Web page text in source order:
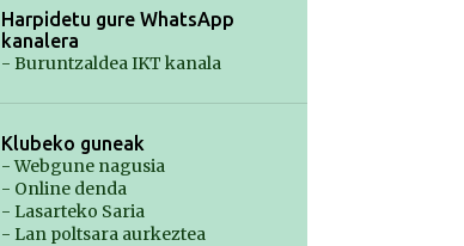
Harpidetu gure WhatsApp
kanalera
- Buruntzaldea IKT kanala
Klubeko guneak
- Webgune nagusia
- Online denda
- Lasarteko Saria
- Lan poltsara aurkeztea